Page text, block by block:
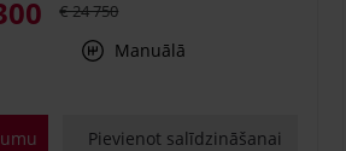
€ 24 750
Manuālā
Pievienot salīdzināšanai